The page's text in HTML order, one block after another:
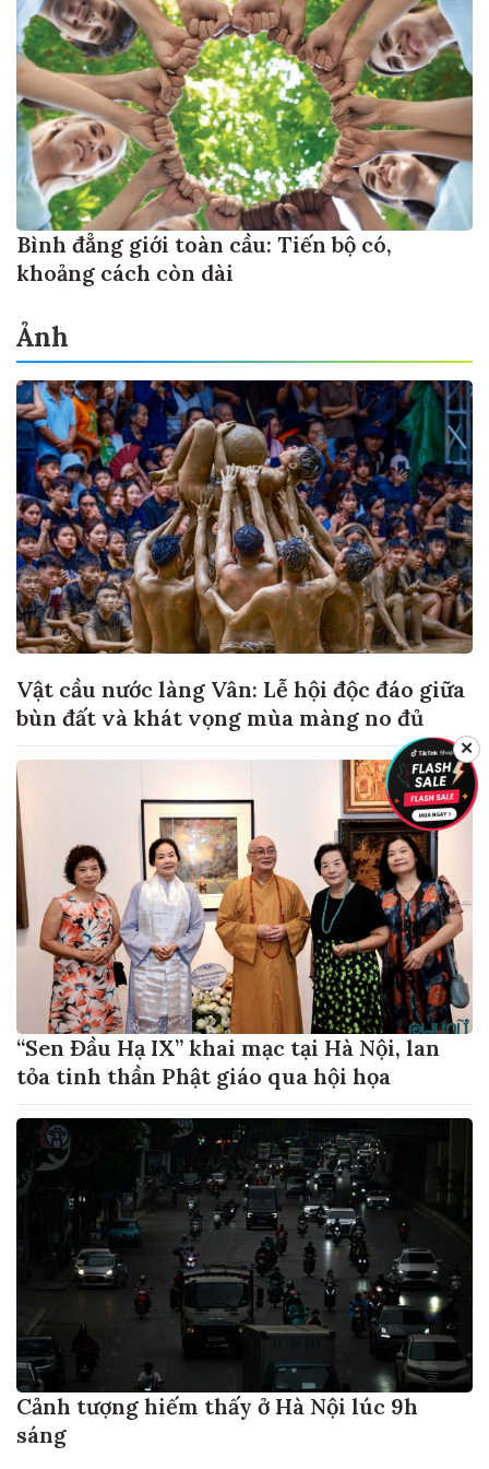
Bình đẳng giới toàn cầu: Tiến bộ có,
khoảng cách còn dài
Ảnh
Vật cầu nước làng Vân: Lễ hội độc đáo giữa
bùn đất và khát vọng mùa màng no đủ
“Sen Đầu Hạ IX” khai mạc tại Hà Nội, lan
tỏa tinh thần Phật giáo qua hội họa
Cảnh tượng hiếm thấy ở Hà Nội lúc 9h
sáng
✕